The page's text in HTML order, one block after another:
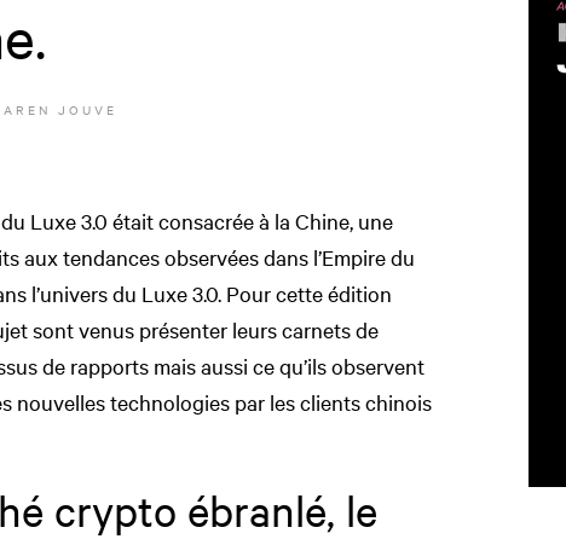
JOUVE
Luxe 3.0 était consacrée à la Chine, une
aux tendances observées dans l’Empire du
l’univers du Luxe 3.0. Pour cette édition
sont venus présenter leurs carnets de
de rapports mais aussi ce qu’ils observent
nouvelles technologies par les clients chinois
crypto ébranlé, le